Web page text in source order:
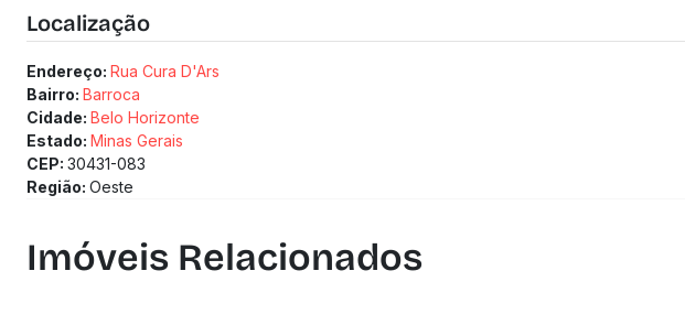
Localização
Endereço: Rua Cura D'Ars
Bairro: Barroca
Cidade: Belo Horizonte
Estado: Minas Gerais
CEP: 30431-083
Região: Oeste
Imóveis Relacionados